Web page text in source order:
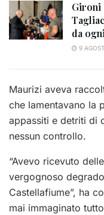
Gironi
da
9
Maurizi aveva
che lamentavano la
appassiti e detriti di
nessun controllo.
“Avevo ricevuto
vergognoso
Castellafiume”, ha
mai immaginato